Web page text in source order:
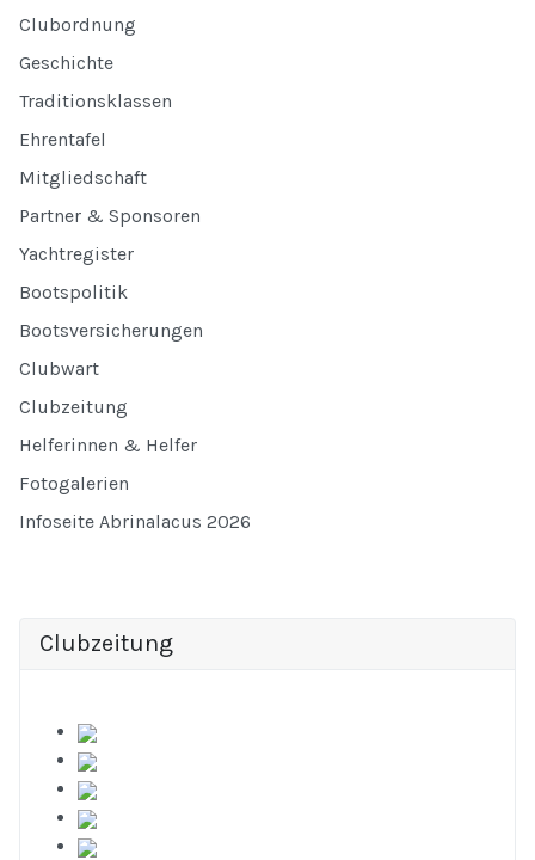
Clubordnung
Geschichte
Traditionsklassen
Ehrentafel
Mitgliedschaft
Partner & Sponsoren
Yachtregister
Bootspolitik
Bootsversicherungen
Clubwart
Clubzeitung
Helferinnen & Helfer
Fotogalerien
Infoseite Abrinalacus 2026
Clubzeitung